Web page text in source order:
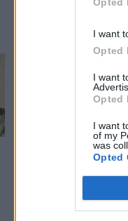
I want
Opted
I want
Opted
I want
of my
was
Opted
Šiuo metu